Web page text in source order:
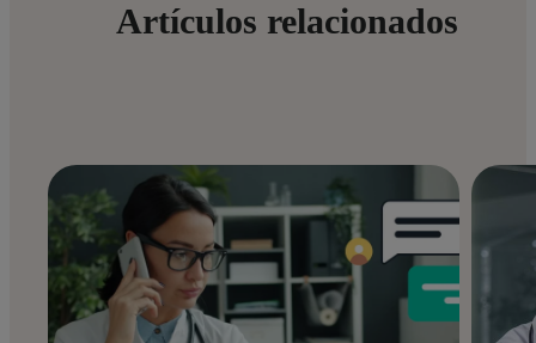
Artículos relacionados